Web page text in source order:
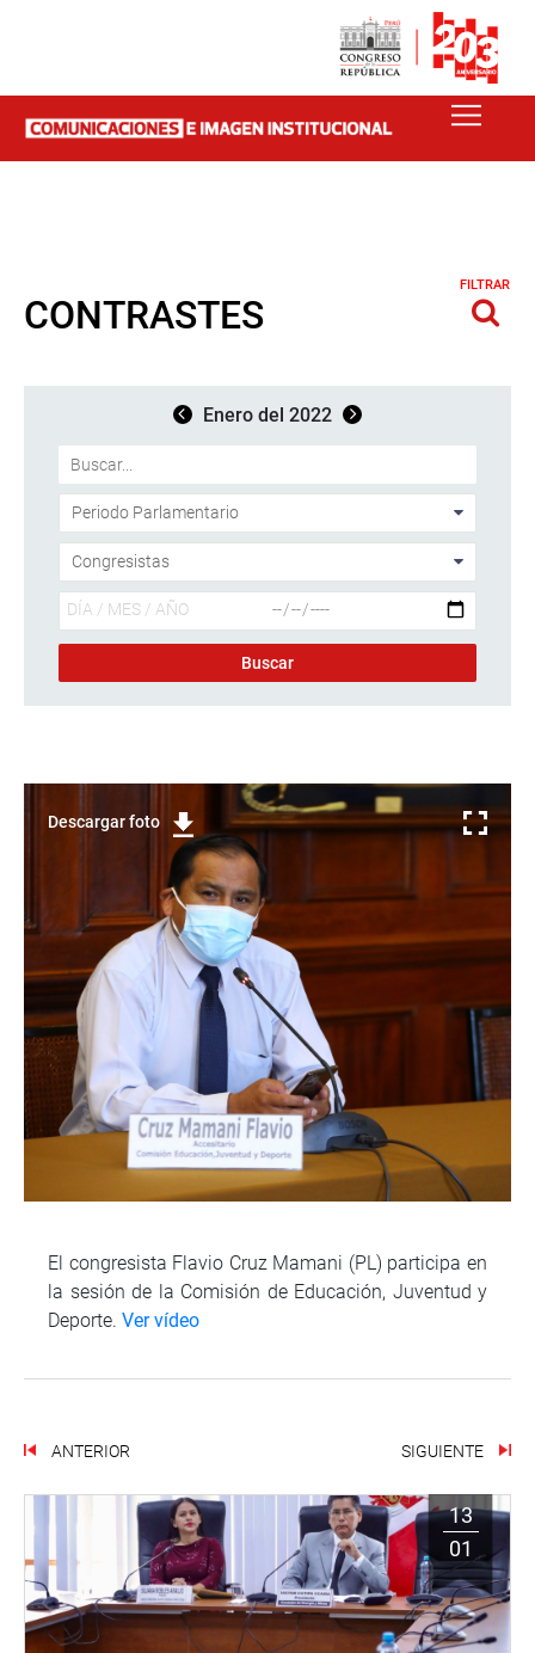
CONTRASTES
FILTRAR
Enero del 2022
Descargar foto
El congresista Flavio Cruz Mamani (PL) participa en
la sesión de la Comisión de Educación, Juventud y
Deporte. Ver vídeo
ANTERIOR SIGUIENTE
13
01